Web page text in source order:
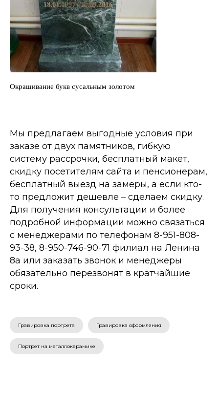
Окрашивание букв сусальным золотом
Мы предлагаем выгодные условия при
заказе от двух памятников, гибкую
систему рассрочки, бесплатный макет,
скидку посетителям сайта и пенсионерам,
бесплатный выезд на замеры, а если кто-
то предложит дешевле – сделаем скидку.
Для получения консультации и более
подробной информации можно связаться
с менеджерами по телефонам 8-951-808-
93-38, 8-950-746-90-71 филиал на Ленина
8а или заказать звонок и менеджеры
обязательно перезвонят в кратчайшие
сроки.
Гравировка портрета Гравировка оформления
Портрет на металлокерамике